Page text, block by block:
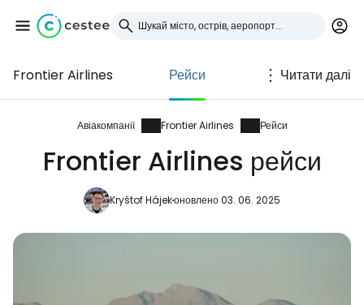
Frontier Airlines Рейси Читати далі
Авіакомпанії Frontier Airlines Рейси
Frontier Airlines рейси
Kryštof Hájekоновлено 03. 06. 2025
Увійдіть до Cestee
... світова туристична спільнота
Продовжуйте з Google